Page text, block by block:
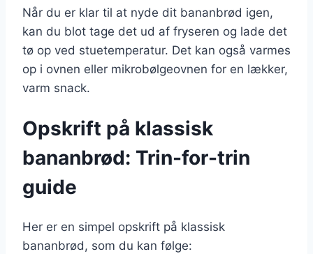
Når du er klar til at nyde dit bananbrød igen,
kan du blot tage det ud af fryseren og lade det
tø op ved stuetemperatur. Det kan også varmes
op i ovnen eller mikrobølgeovnen for en lækker,
varm snack.
Opskrift på klassisk
bananbrød: Trin-for-trin
guide
Her er en simpel opskrift på klassisk
bananbrød, som du kan følge: